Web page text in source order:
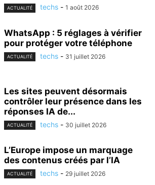
ACTUALITÉ techs - 1 août 2026
WhatsApp : 5 réglages à vérifier
pour protéger votre téléphone
ACTUALITÉ techs - 31 juillet 2026
Les sites peuvent désormais
contrôler leur présence dans les
réponses IA de...
ACTUALITÉ techs - 30 juillet 2026
L’Europe impose un marquage
des contenus créés par l’IA
ACTUALITÉ techs - 29 juillet 2026